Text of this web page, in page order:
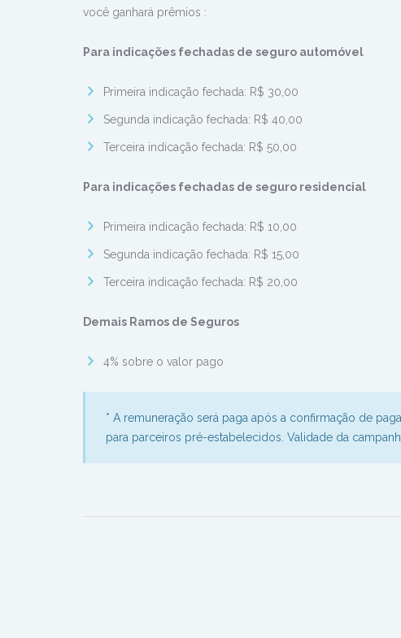
você ganhará prêmios :
Para indicações fechadas de seguro automóvel
Primeira indicação fechada: R$ 30,00
Segunda indicação fechada: R$ 40,00
Terceira indicação fechada: R$ 50,00
Para indicações fechadas de seguro residencial
Primeira indicação fechada: R$ 10,00
Segunda indicação fechada: R$ 15,00
Terceira indicação fechada: R$ 20,00
Demais Ramos de Seguros
4% sobre o valor pago
* A remuneração será paga após a confirmação de
para parceiros pré-estabelecidos. Validade da